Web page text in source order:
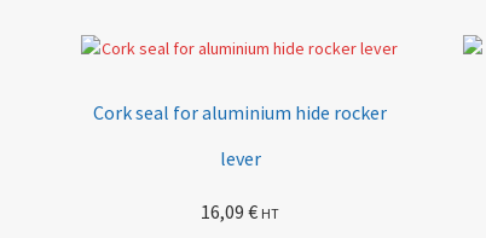
Cork seal for aluminium hide rocker
lever
16,09€ HT